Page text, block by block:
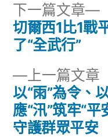
文
導
覽
上一篇文章
以“雨”為令、
應“汛”筑牢“
守護群眾平安
下一篇文章
下
切爾西1比1戰
了“全武行”